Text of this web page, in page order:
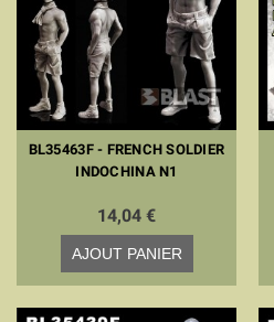
BL35463F - FRENCH SOLDIER
INDOCHINA N1
14,04 €
AJOUT PANIER